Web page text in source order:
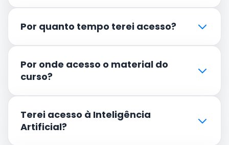
Por quanto tempo terei acesso?
Por onde acesso o material do
curso?
Terei acesso à Inteligência
Artificial?